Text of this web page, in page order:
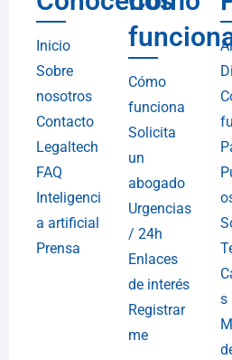
Inicio
Sobre
nosotros
Contacto
Legaltech
FAQ
Inteligenci
a artificial
Prensa
Cómo
funciona
Solicita
un
abogado
Urgencias
/ 24h
Enlaces
de interés
Registrar
me
s